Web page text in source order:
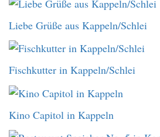
Liebe Grüße aus Kappeln/Schlei
Fischkutter in Kappeln/Schlei
Kino Capitol in Kappeln